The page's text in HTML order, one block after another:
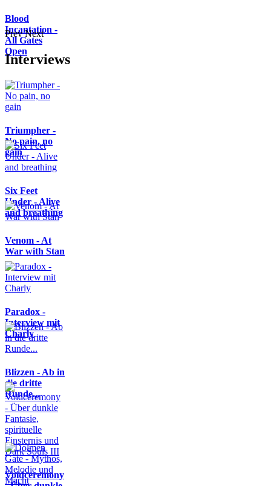
Blood
Incantation -
All Gates
Open
Prev Next
Interviews
Triumpher -
No pain, no
gain
Six Feet
Under - Alive
and breathing
Venom - At
War with Stan
Paradox -
Interview mit
Charly
Blizzen - Ab in
die dritte
Runde...
Voidceremony